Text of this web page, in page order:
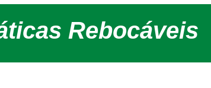
Rebocáveis